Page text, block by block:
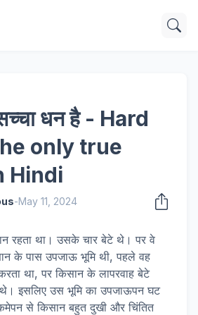
धन है - Hard
only true
Hindi
-May 11, 2024
रहता था। उसके चार बेटे थे। पर वे
के पास उपजाऊ भूमि थी, पहले वह
था, पर किसान के लापरवाह बेटे
इसलिए उस भूमि का उपजाऊपन घट
से किसान बहुत दुखी और चिंतित